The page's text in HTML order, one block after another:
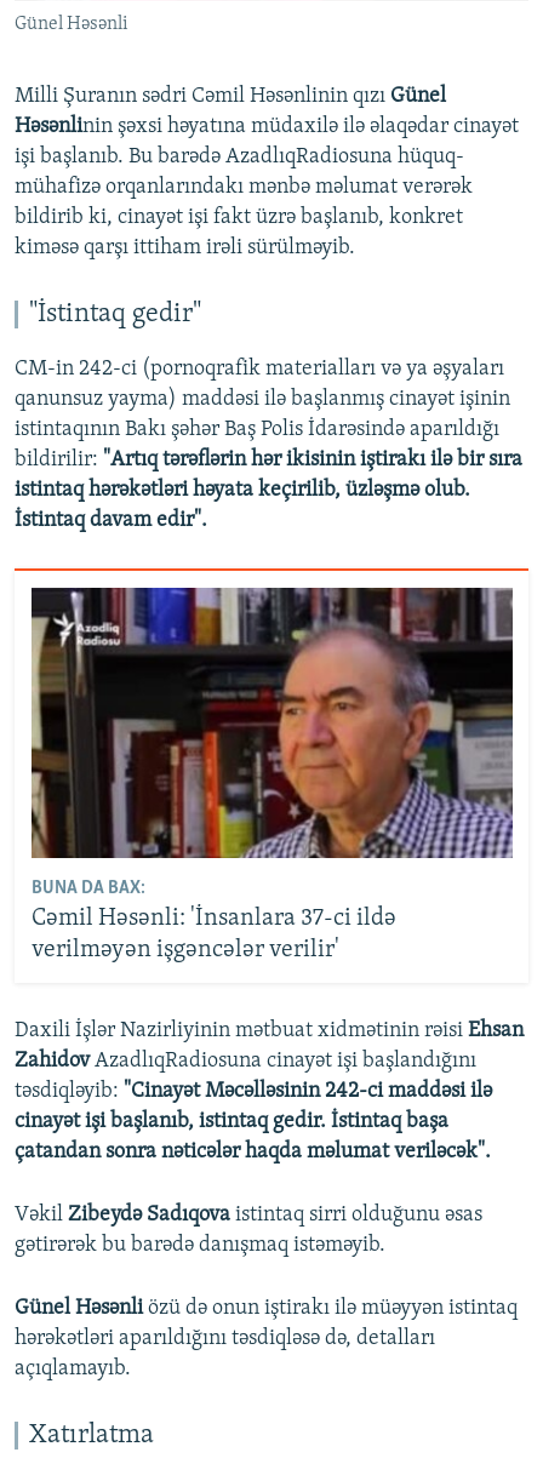
BIZIMLƏ ƏLAQƏ
Günel Həsənli
Milli Şuranın sədri Cəmil Həsənlinin qızı Günel
Həsənlinin şəxsi həyatına müdaxilə ilə əlaqədar cinayət
işi başlanıb. Bu barədə AzadlıqRadiosuna hüquq-
mühafizə orqanlarındakı mənbə məlumat verərək
bildirib ki, cinayət işi fakt üzrə başlanıb, konkret
kiməsə qarşı ittiham irəli sürülməyib.
"İstintaq gedir"
CM-in 242-ci (pornoqrafik materialları və ya əşyaları
qanunsuz yayma) maddəsi ilə başlanmış cinayət işinin
istintaqının Bakı şəhər Baş Polis İdarəsində aparıldığı
bildirilir: "Artıq tərəflərin hər ikisinin iştirakı ilə bir sıra
istintaq hərəkətləri həyata keçirilib, üzləşmə olub.
İstintaq davam edir".
BUNA DA BAX:
Cəmil Həsənli: 'İnsanlara 37-ci ildə
verilməyən işgəncələr verilir'
Daxili İşlər Nazirliyinin mətbuat xidmətinin rəisi Ehsan
ZahidovAzadlıqRadiosuna cinayət işi başlandığını
təsdiqləyib: "Cinayət Məcəlləsinin 242-ci maddəsi ilə
cinayət işi başlanıb, istintaq gedir. İstintaq başa
çatandan sonra nəticələr haqda məlumat veriləcək".
Vəkil Zibeydə Sadıqova istintaq sirri olduğunu əsas
gətirərək bu barədə danışmaq istəməyib.
Günel Həsənliözü də onun iştirakı ilə müəyyən istintaq
hərəkətləri aparıldığını təsdiqləsə də, detalları
açıqlamayıb.
Xatırlatma